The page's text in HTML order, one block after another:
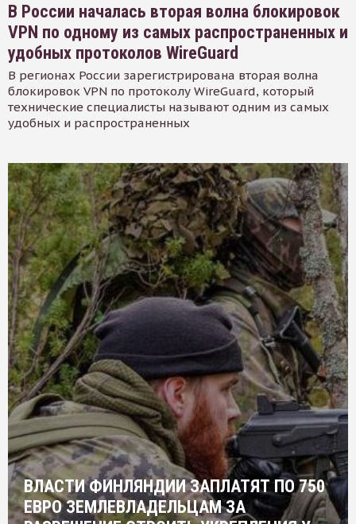
В России началась вторая волна блокировок
VPN по одному из самых распространенных и
удобных протоколов WireGuard
В регионах России зарегистрирована вторая волна
блокировок VPN по протоколу WireGuard, который
технические специалисты называют одним из самых
удобных и распространенных
ВЛАСТИ ФИНЛЯНДИИ ЗАПЛАТЯТ ПО 750
ЕВРО ЗЕМЛЕВЛАДЕЛЬЦАМ ЗА